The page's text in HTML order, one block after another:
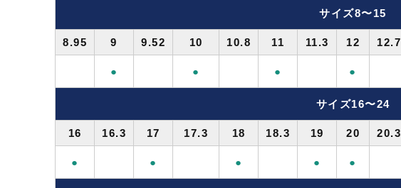
サイズ8〜15
8.95 9 9.52 10 10.8 11 11.3 12 12.7
● ● ● ●
サイズ16〜24
16 16.3 17 17.3 18 18.3 19 20 20.3
● ● ● ● ●